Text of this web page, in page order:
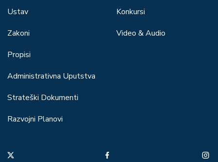
Ustav
Zakoni
Propisi
Administrativna Uputstva
Strateški Dokumenti
Razvojni Planovi
Konkursi
Video & Audio